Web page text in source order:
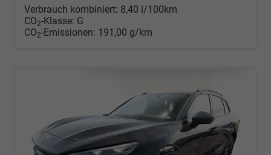
Verbrauch kombiniert: 8,40 l/100km
CO2-Klasse: G
CO2-Emissionen: 191,00 g/km